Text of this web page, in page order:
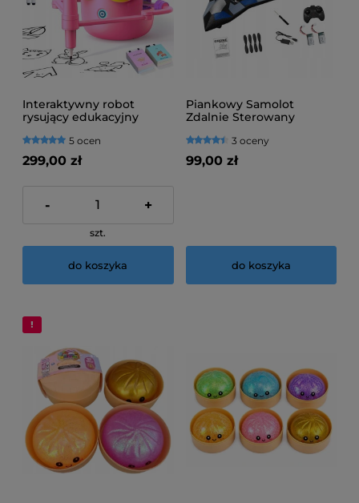
Interaktywny robot
rysujący edukacyjny
5 ocen
299,00 zł
- +
szt.
do koszyka
Piankowy Samolot
Zdalnie Sterowany
3 oceny
99,00 zł
do koszyka